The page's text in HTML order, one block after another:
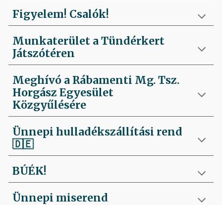
Figyelem! Csalók!
Munkaterület a Tündérkert
Játszótéren
Meghívó a Rábamenti Mg. Tsz.
Horgász Egyesület
Közgyűlésére
Ünnepi hulladékszállítási rend
🇩🇪
BÚÉK!
Ünnepi miserend